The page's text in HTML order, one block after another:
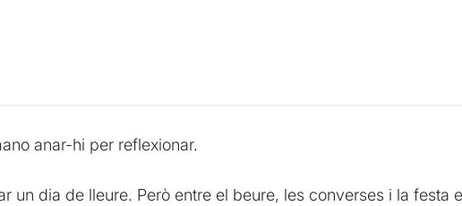
anar-hi per reflexionar.
un dia de lleure. Però entre el beure, les converses i la festa